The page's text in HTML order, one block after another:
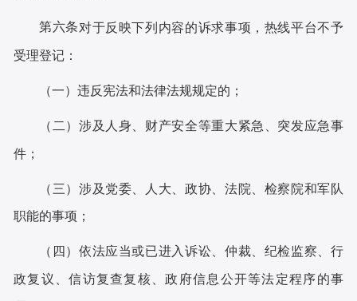
第六条对于反映下列内容的诉求事项，热线平台不予
受理登记：
（一）违反宪法和法律法规规定的；
（二）涉及人身、财产安全等重大紧急、突发应急事
件；
（三）涉及党委、人大、政协、法院、检察院和军队
职能的事项；
（四）依法应当或已进入诉讼、仲裁、纪检监察、行
政复议、信访复查复核、政府信息公开等法定程序的事